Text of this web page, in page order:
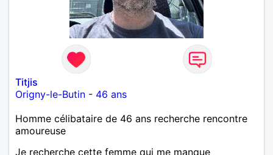
Titjis
Origny-le-Butin - 46 ans
Homme célibataire de 46 ans recherche rencontre
amoureuse
Je recherche cette femme qui me manque